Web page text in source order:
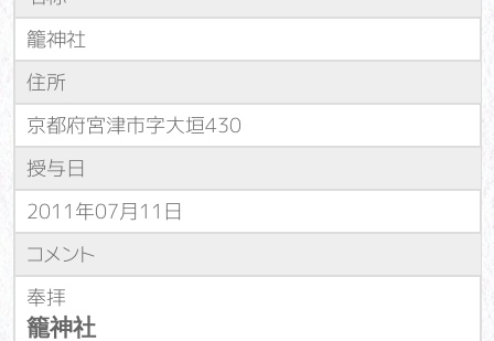
籠神社
住所
京都府宮津市字大垣430
授与日
2011年07月11日
コメント
奉拝
籠神社